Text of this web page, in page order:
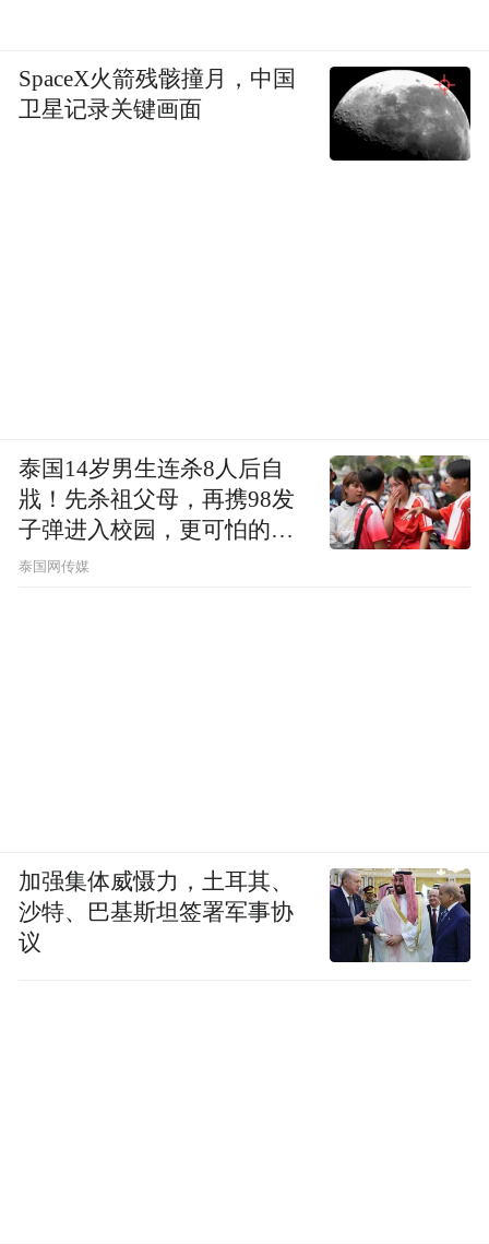
SpaceX火箭残骸撞月，中国
卫星记录关键画面
泰国14岁男生连杀8人后自
戕！先杀祖父母，再携98发
子弹进入校园，更可怕的细
节公布了
泰国网传媒
加强集体威慑力，土耳其、
沙特、巴基斯坦签署军事协
议